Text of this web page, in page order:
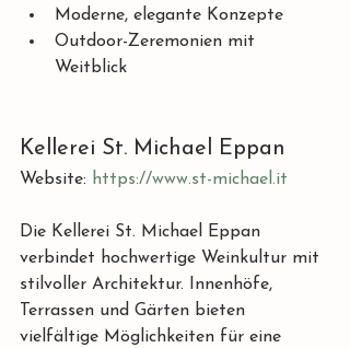
Moderne, elegante Konzepte
Outdoor-Zeremonien mit
Weitblick
Kellerei St. Michael Eppan
Website: https://www.st-michael.it
Die Kellerei St. Michael Eppan
verbindet hochwertige Weinkultur mit
stilvoller Architektur. Innenhöfe,
Terrassen und Gärten bieten
vielfältige Möglichkeiten für eine